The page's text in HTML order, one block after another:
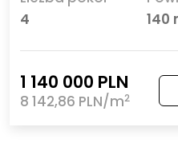
4
140
1 140 000 PLN
8 142,86 PLN/m2